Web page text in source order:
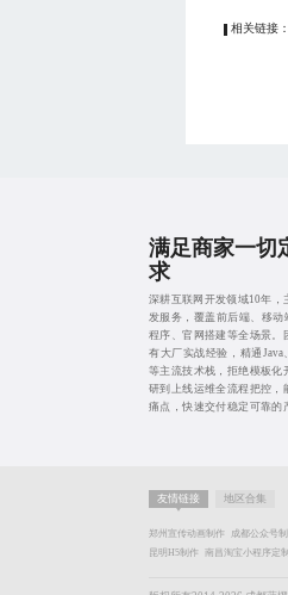
相关链接：
满足商家一切
求
深耕互联网开发领域10年，
发服务，覆盖前后端、移动
程序、官网搭建等全场景。
有大厂实战经验，精通Java
等主流技术栈，拒绝模板化
研到上线运维全流程把控，
痛点，快速交付稳定可靠的
友情链接 地区合集
郑州宣传动画制作 成都公众号制
昆明H5制作 南昌淘宝小程序定制